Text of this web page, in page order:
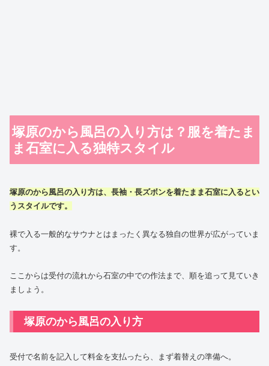
塚原のから風呂の入り方は？服を着たま
ま石室に入る独特スタイル
塚原のから風呂の入り方は、長袖・長ズボンを着たまま石室に入るとい
うスタイルです。
裸で入る一般的なサウナとはまったく異なる独自の世界が広がっていま
す。
ここからは受付の流れから石室の中での作法まで、順を追って見ていき
ましょう。
塚原のから風呂の入り方
受付で名前を記入して料金を支払ったら、まず着替えの準備へ。